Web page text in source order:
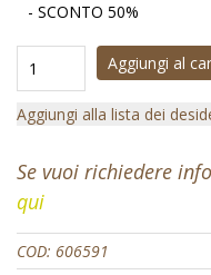
- SCONTO 50%
Aggiungi al
Aggiungi alla lista dei
Se vuoi richiedere
qui
COD: 606591